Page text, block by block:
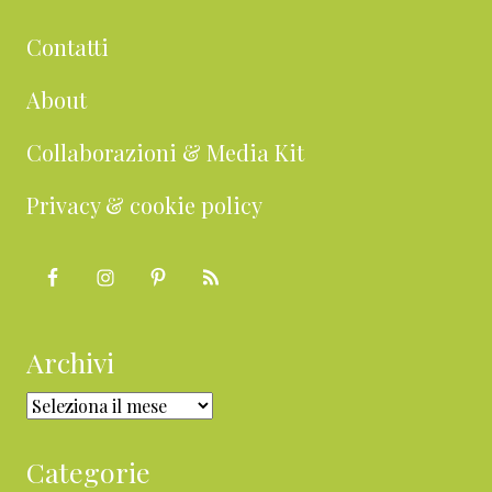
Contatti
About
Collaborazioni & Media Kit
Privacy & cookie policy
Archivi
Archivi
Categorie